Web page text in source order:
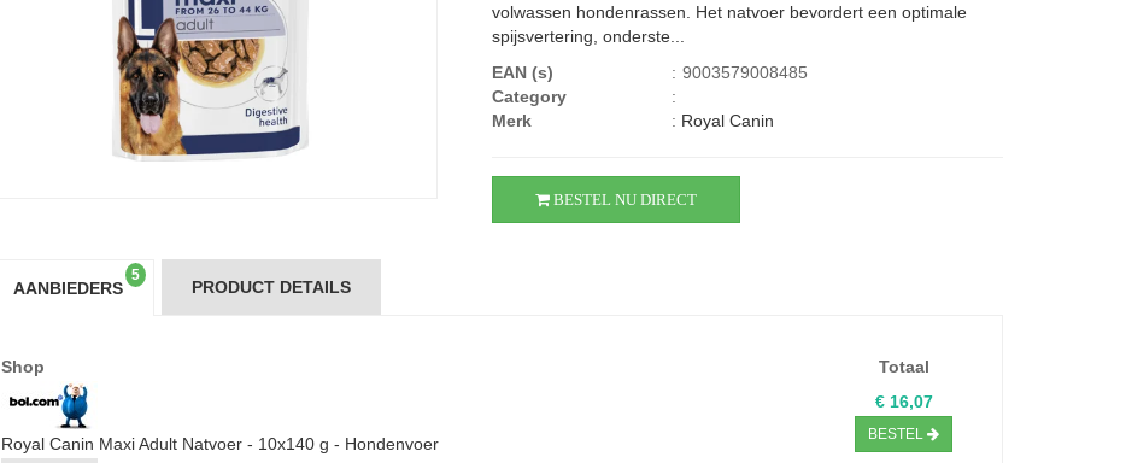
volwassen hondenrassen. Het natvoer bevordert een optimale
spijsvertering, onderste...
EAN (s)
: 9003579008485
Category
:
Merk
: Royal Canin
BESTEL NU DIRECT
AANBIEDERS
5
PRODUCT DETAILS
Shop Totaal
Royal Canin Maxi Adult Natvoer - 10x140 g - Hondenvoer
€ 16,07
BESTEL